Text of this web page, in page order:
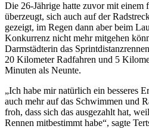
Die 26-Jährige hatte zuvor mit einem
überzeugt, sich auch auf der
gezeigt, im Regen dann aber beim
Konkurrenz nicht mehr mitgehen
Darmstädterin das
20 Kilometer Radfahren und 5
Minuten als Neunte.
„Ich habe mir natürlich ein besseres
auch mehr auf das Schwimmen und
froh, dass sich das ausgezahlt hat,
Rennen mitbestimmt habe“, sagte